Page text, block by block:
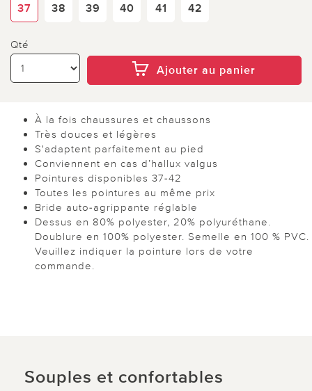
37 38 39 40 41 42
Qté
Ajouter au panier
À la fois chaussures et chaussons
Très douces et légères
S'adaptent parfaitement au pied
Conviennent en cas d’hallux valgus
Pointures disponibles 37-42
Toutes les pointures au même prix
Bride auto-agrippante réglable
Dessus en 80% polyester, 20% polyuréthane.
Doublure en 100% polyester. Semelle en 100 % PVC.
Veuillez indiquer la pointure lors de votre
commande.
Souples et confortables